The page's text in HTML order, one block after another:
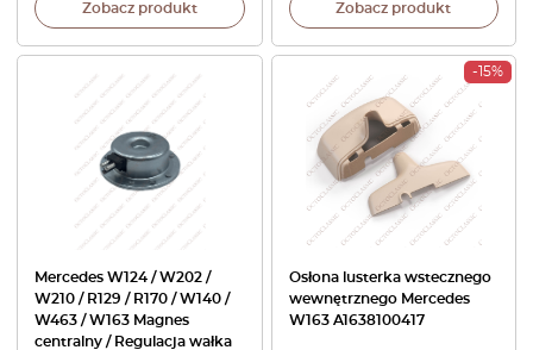
Zobacz produkt Zobacz produkt
Mercedes W124 / W202 /
W210 / R129 / R170 / W140 /
W463 / W163 Magnes
centralny / Regulacja wałka
-15%
Osłona lusterka wstecznego
wewnętrznego Mercedes
W163 A1638100417